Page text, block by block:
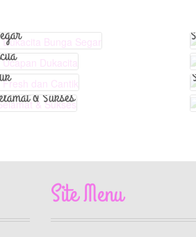
Dukacita Bunga
Ucapan
Fresh dan
& Sukses
Site Menu